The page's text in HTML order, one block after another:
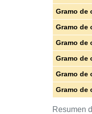
Resumen
Gramo de
Gramo de
Gramo de
Gramo de
Gramo de
Gramo de